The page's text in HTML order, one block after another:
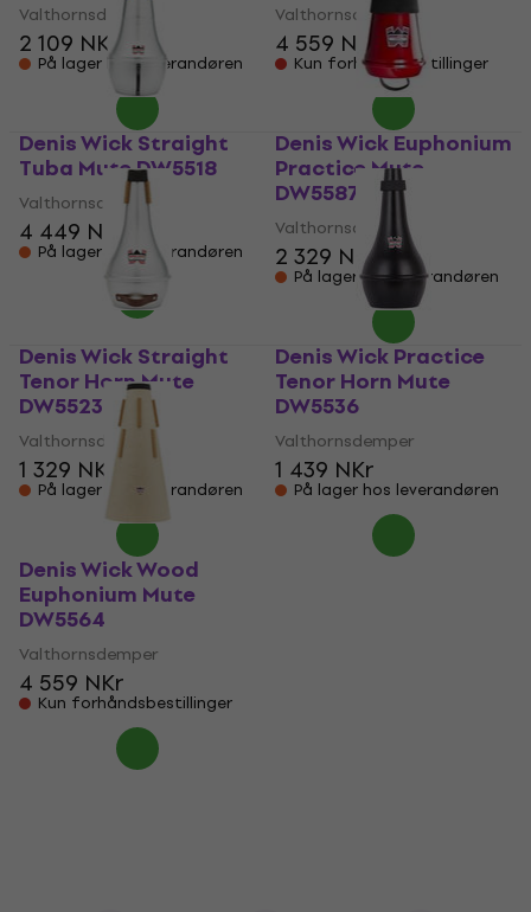
Valthornsdemper
2 109 NKr
På lager hos leverandøren
Valthornsdemper
4 559 NKr
Kun forhåndsbestillinger
Denis Wick Straight
Tuba Mute DW5518
Valthornsdemper
4 449 NKr
På lager hos leverandøren
Denis Wick Euphonium
Practice Mute
DW5587
Valthornsdemper
2 329 NKr
På lager hos leverandøren
Denis Wick Straight
Tenor Horn Mute
DW5523
Valthornsdemper
1 329 NKr
På lager hos leverandøren
Denis Wick Practice
Tenor Horn Mute
DW5536
Valthornsdemper
1 439 NKr
På lager hos leverandøren
Denis Wick Wood
Euphonium Mute
DW5564
Valthornsdemper
4 559 NKr
Kun forhåndsbestillinger